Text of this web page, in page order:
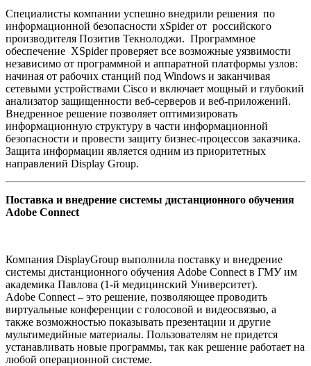
Специалисты компании успешно внедрили решения по
информационной безопасности xSpider от российского
производителя Позитив Текнолоджи. Программное
обеспечение XSpider проверяет все возможные уязвимости
независимо от программной и аппаратной платформы узлов:
начиная от рабочих станций под Windows и заканчивая
сетевыми устройствами Cisco и включает мощный и глубокий
анализатор защищенности веб-серверов и веб-приложений.
Внедренное решение позволяет оптимизировать
информационную структуру в части информационной
безопасности и провести защиту бизнес-процессов заказчика.
Защита информации является одним из приоритетных
направлений Display Group.
Поставка и внедрение системы дистанционного обучения
Adobe Connect
Компания DisplayGroup выполнила поставку и внедрение
системы дистанционного обучения Adobe Connect в ГМУ им
академика Павлова (1-й медицинский Университет).
Adobe Connect – это решение, позволяющее проводить
виртуальные конференции с голосовой и видеосвязью, а
также возможностью показывать презентации и другие
мультимедийные материалы. Пользователям не придется
устанавливать новые программы, так как решение работает на
любой операционной системе.